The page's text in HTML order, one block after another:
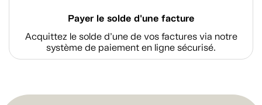
Payer le solde d'une facture
Acquittez le solde d’une de vos factures via notre
système de paiement en ligne sécurisé.